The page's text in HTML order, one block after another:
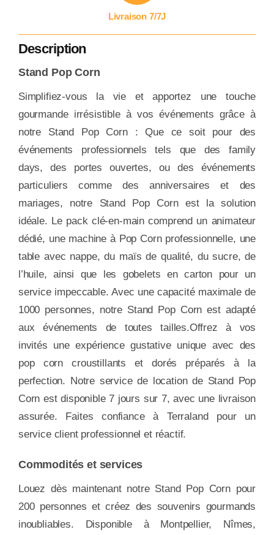
Livraison 7/7J
Description
Stand Pop Corn
Simplifiez-vous la vie et apportez une touche
gourmande irrésistible à vos événements grâce à
notre Stand Pop Corn : Que ce soit pour des
événements professionnels tels que des family
days, des portes ouvertes, ou des événements
particuliers comme des anniversaires et des
mariages, notre Stand Pop Corn est la solution
idéale. Le pack clé-en-main comprend un animateur
dédié, une machine à Pop Corn professionnelle, une
table avec nappe, du maïs de qualité, du sucre, de
l’huile, ainsi que les gobelets en carton pour un
service impeccable. Avec une capacité maximale de
1000 personnes, notre Stand Pop Corn est adapté
aux événements de toutes tailles.Offrez à vos
invités une expérience gustative unique avec des
pop corn croustillants et dorés préparés à la
perfection. Notre service de location de Stand Pop
Corn est disponible 7 jours sur 7, avec une livraison
assurée. Faites confiance à Terraland pour un
service client professionnel et réactif.
Commodités et services
Louez dès maintenant notre Stand Pop Corn pour
200 personnes et créez des souvenirs gourmands
inoubliables. Disponible à Montpellier, Nîmes,